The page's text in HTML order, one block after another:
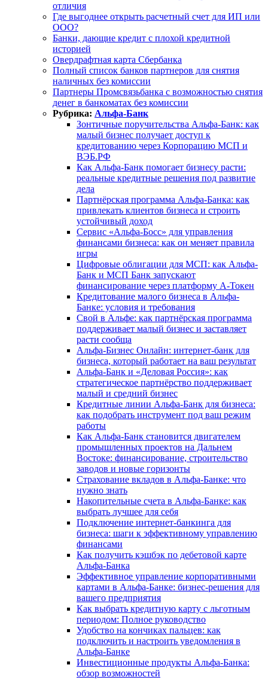
отличия
Где выгоднее открыть расчетный счет для ИП или
ООО?
Банки, дающие кредит с плохой кредитной
историей
Овердрафтная карта Сбербанка
Полный список банков партнеров для снятия
наличных без комиссии
Партнеры Промсвязьбанка с возможностью снятия
денег в банкоматах без комиссии
Рубрика: Альфа-Банк
Зонтичные поручительства Альфа-Банк: как
малый бизнес получает доступ к
кредитованию через Корпорацию МСП и
ВЭБ.РФ
Как Альфа-Банк помогает бизнесу расти:
реальные кредитные решения под развитие
дела
Партнёрская программа Альфа-Банка: как
привлекать клиентов бизнеса и строить
устойчивый доход
Сервис «Альфа-Босс» для управления
финансами бизнеса: как он меняет правила
игры
Цифровые облигации для МСП: как Альфа-
Банк и МСП Банк запускают
финансирование через платформу А-Токен
Кредитование малого бизнеса в Альфа-
Банке: условия и требования
Свой в Альфе: как партнёрская программа
поддерживает малый бизнес и заставляет
расти сообща
Альфа-Бизнес Онлайн: интернет-банк для
бизнеса, который работает на ваш результат
Альфа-Банк и «Деловая Россия»: как
стратегическое партнёрство поддерживает
малый и средний бизнес
Кредитные линии Альфа-Банк для бизнеса:
как подобрать инструмент под ваш режим
работы
Как Альфа-Банк становится двигателем
промышленных проектов на Дальнем
Востоке: финансирование, строительство
заводов и новые горизонты
Страхование вкладов в Альфа-Банке: что
нужно знать
Накопительные счета в Альфа-Банке: как
выбрать лучшее для себя
Подключение интернет-банкинга для
бизнеса: шаги к эффективному управлению
финансами
Как получить кэшбэк по дебетовой карте
Альфа-Банка
Эффективное управление корпоративными
картами в Альфа-Банке: бизнес-решения для
вашего предприятия
Как выбрать кредитную карту с льготным
периодом: Полное руководство
Удобство на кончиках пальцев: как
подключить и настроить уведомления в
Альфа-Банке
Инвестиционные продукты Альфа-Банка:
обзор возможностей